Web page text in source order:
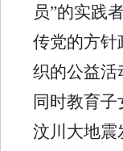
员”的实践
传党的方针
织的公益活
同时教育
汶川大地震